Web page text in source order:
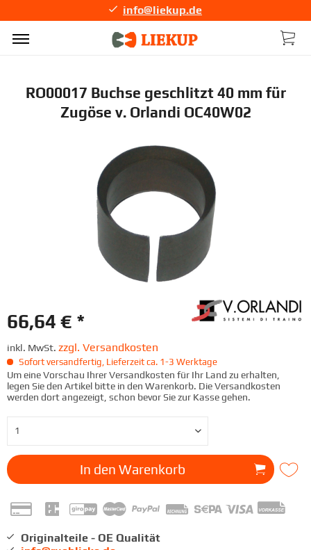
info@liekup.de
RO00017 Buchse geschlitzt 40 mm für
Zugöse v. Orlandi OC40W02
66,64 € *
inkl. MwSt. zzgl. Versandkosten
Sofort versandfertig, Lieferzeit ca. 1-3 Werktage
Um eine Vorschau Ihrer Versandkosten für Ihr Land zu erhalten,
legen Sie den Artikel bitte in den Warenkorb. Die Versandkosten
werden dort angezeigt, schon bevor Sie zur Kasse gehen.
In den Warenkorb
Originalteile - OE Qualität